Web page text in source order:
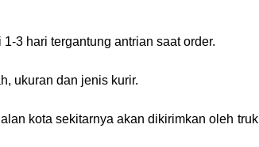
3 hari tergantung antrian saat order.
ukuran dan jenis kurir.
kota sekitarnya akan dikirimkan oleh truk